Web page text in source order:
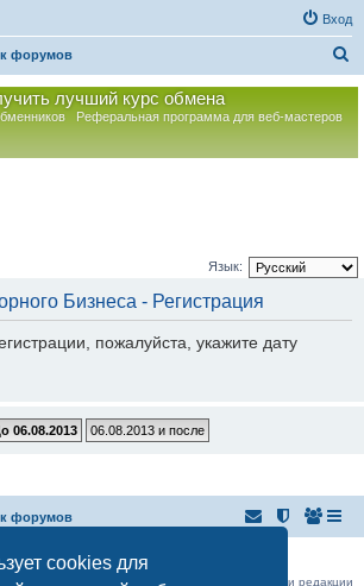
cookies для
Вход
форумов
лучший курс обмена
Реферальная программа для веб-мастеров
Язык:
Бизнеса - Регистрация
пожалуйста, укажите дату
форумов
Ассоциация Развития Игорного Бизнеса
почта: admin@rarib.ru office@rarib.ru
сайта возможно только при письменном согласии редакции